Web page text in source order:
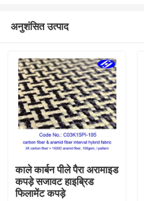
अनुशंसित उत्पाद
काले कार्बन पीले पैरा अरामाइड
कपड़े सजावट हाइब्रिड
फिलामेंट कपड़े